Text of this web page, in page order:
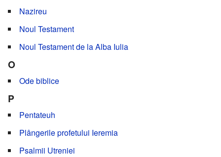
Nazireu
Noul Testament
Noul Testament de la Alba Iulia
O
Ode biblice
P
Pentateuh
Plângerile profetului Ieremia
Psalmii Utreniei